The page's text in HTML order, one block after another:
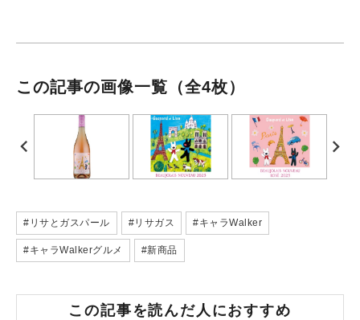
この記事の画像一覧 （全4枚）
#リサとガスパール #リサガス #キャラWalker
#キャラWalkerグルメ #新商品
この記事を読んだ人におすすめ